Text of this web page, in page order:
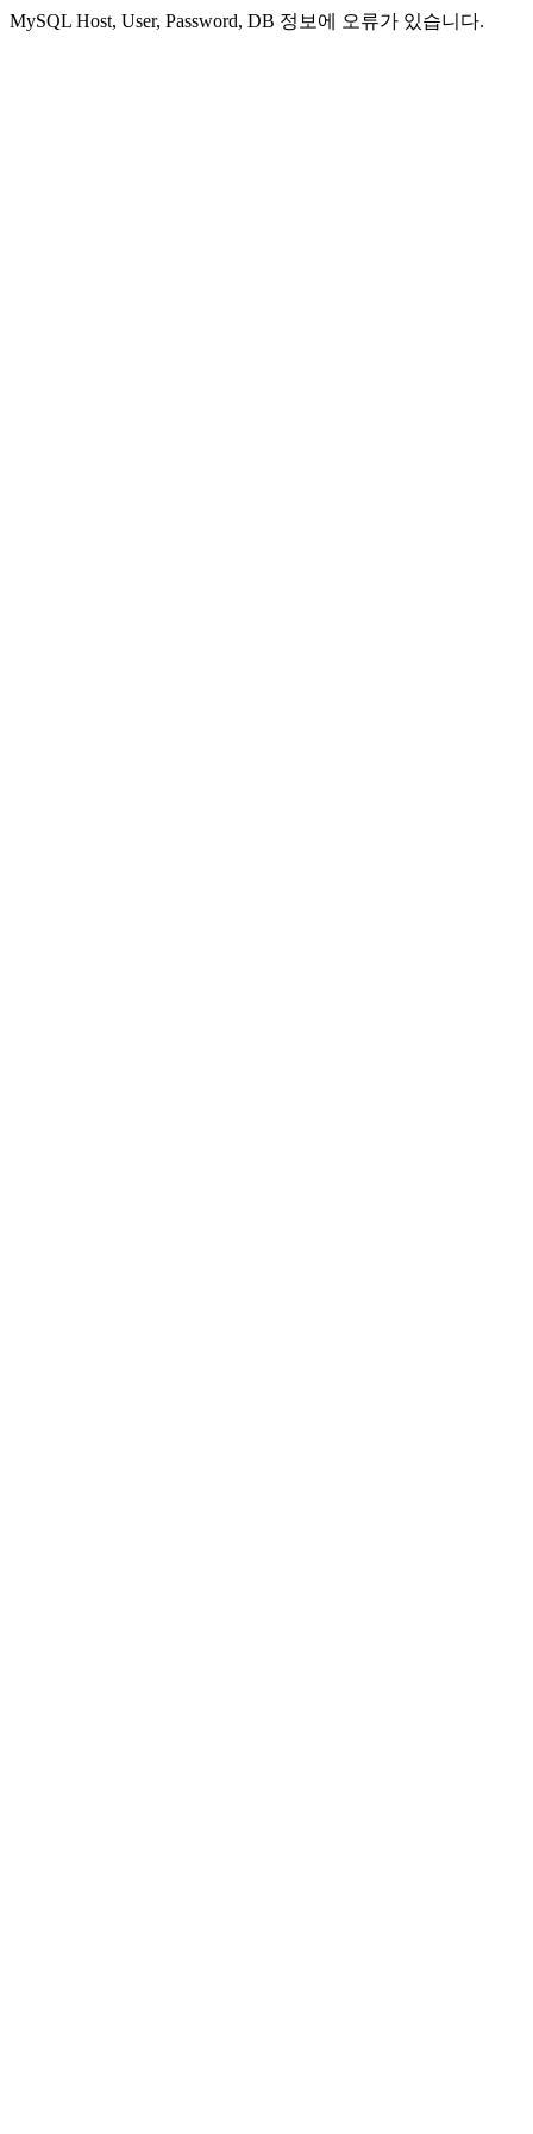
MySQL Host, User, Password, DB 정보에 오류가 있습니다.